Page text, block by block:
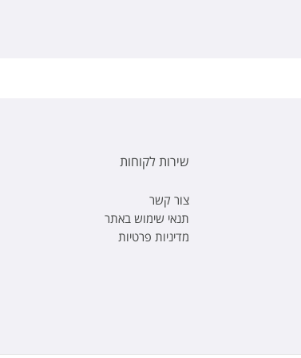
שירות לקוחות
צור קשר
תנאי שימוש באתר
מדיניות פרטיות